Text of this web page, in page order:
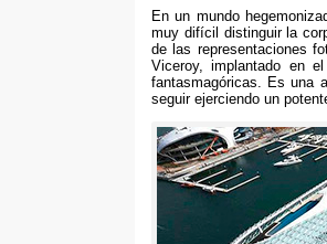
En un mundo
muy difícil distinguir la
de las representaciones
Viceroy, implantado en
fantasmagóricas. Es una
seguir ejerciendo un